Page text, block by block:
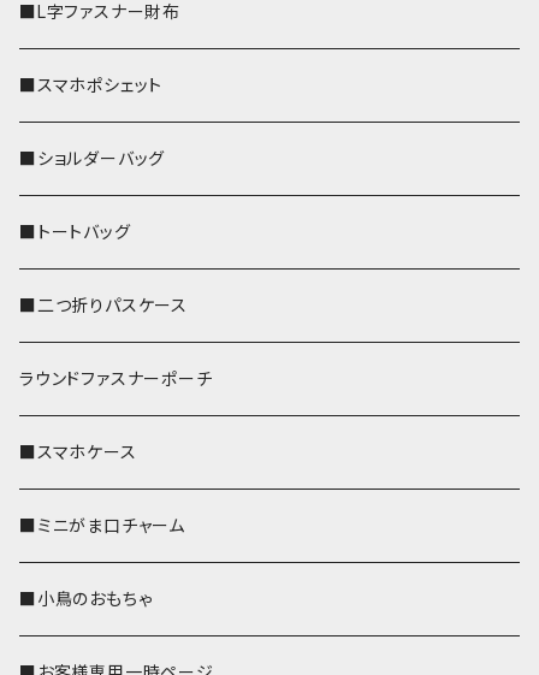
■L字ファスナー財布
■スマホポシェット
■ショルダーバッグ
■トートバッグ
■二つ折りパスケース
ラウンドファスナーポーチ
■スマホケース
■ミニがま口チャーム
■小鳥のおもちゃ